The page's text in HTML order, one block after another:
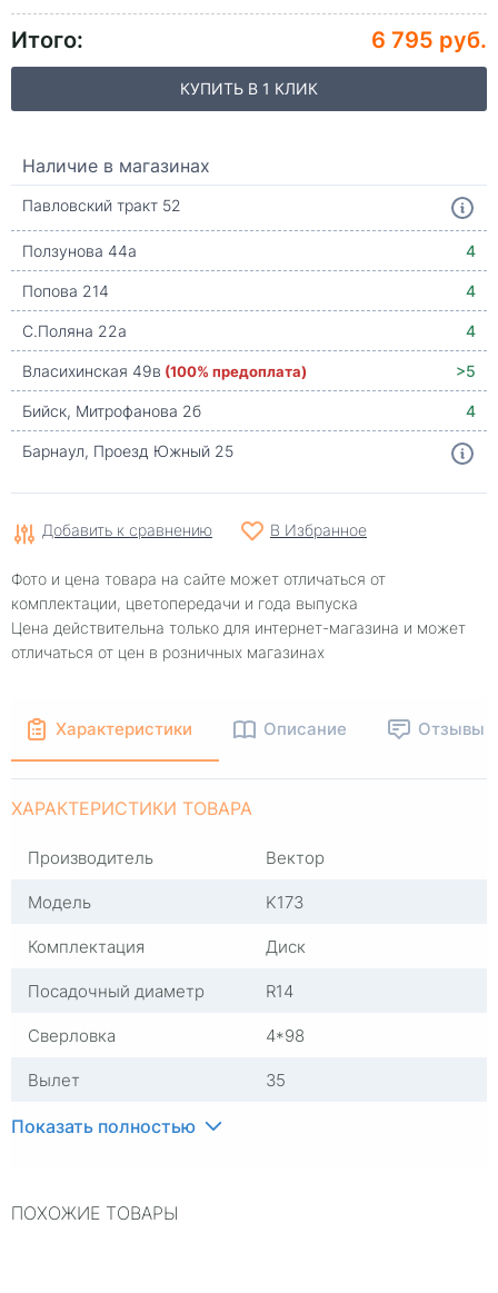
Итого: 6 795 руб.
КУПИТЬ В 1 КЛИК
Наличие в магазинах
Павловский тракт 52
Ползунова 44а
4
Попова 214
4
С.Поляна 22а
4
Власихинская 49в (100% предоплата)
>5
Бийск, Митрофанова 2б
4
Барнаул, Проезд Южный 25
Добавить к сравнению В Избранное
Фото и цена товара на сайте может отличаться от
комплектации, цветопередачи и года выпуска
Цена действительна только для интернет-магазина и может
отличаться от цен в розничных магазинах
Характеристики Описание Отзывы
ХАРАКТЕРИСТИКИ ТОВАРА
Производитель
Вектор
Модель
K173
Комплектация
Диск
Посадочный диаметр
R14
Сверловка
4*98
Вылет
35
ЦО
Применяемость
Показать полностью
ПОХОЖИЕ ТОВАРЫ